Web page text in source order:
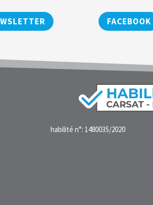
FACEBOOK
habilité n°: 1480035/2020